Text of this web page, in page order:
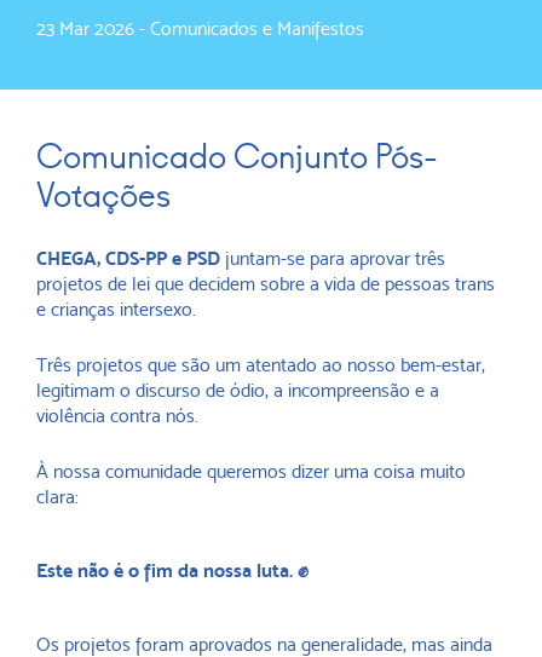
23 Mar 2026 - Comunicados e Manifestos
Comunicado Conjunto Pós-
Votações
CHEGA, CDS-PP e PSD juntam-se para aprovar três
projetos de lei que decidem sobre a vida de pessoas trans
e crianças intersexo.
Três projetos que são um atentado ao nosso bem-estar,
legitimam o discurso de ódio, a incompreensão e a
violência contra nós.
À nossa comunidade queremos dizer uma coisa muito
clara:
Este não é o fim da nossa luta. ✊
Os projetos foram aprovados na generalidade, mas ainda